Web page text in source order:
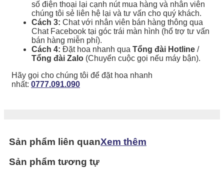
số điện thoại lại cạnh nút mua hàng và nhân viên
chúng tôi sẻ liên hệ lại và tư vấn cho quý khách.
Cách 3: Chat với nhân viên bán hàng thông qua
Chat Facebook tại góc trái màn hình (hổ trợ tư vấn
bán hàng miễn phí).
Cách 4: Đặt hoa nhanh qua Tổng đài Hotline /
Tổng đài Zalo (Chuyển cuộc gọi nếu máy bận).
Hãy gọi cho chúng tôi để đặt hoa nhanh
nhất: 0777.091.090
Sản phẩm liên quanXem thêm
Sản phẩm tương tự